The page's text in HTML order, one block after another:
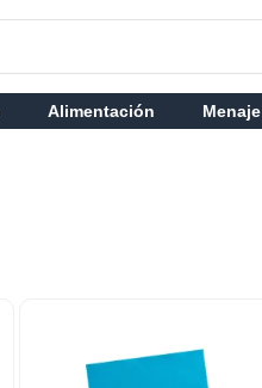
Alimentación Menaje